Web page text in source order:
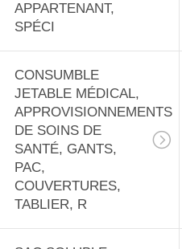
APPARTENANT,
SPÉCI
CONSUMBLE
JETABLE MÉDICAL,
APPROVISIONNEMENTS
DE SOINS DE
SANTÉ, GANTS,
PAC,
COUVERTURES,
TABLIER, R